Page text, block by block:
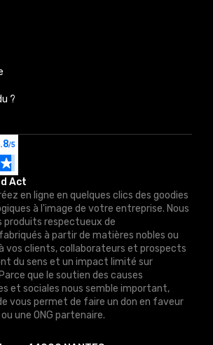
Act
en ligne en quelques clics des goodies
à l'image de votre entreprise. Nous
produits respectueux de
à partir de matières nobles ou
vos clients, collaborateurs et prospects
du sens et un impact limité sur
que le soutien des causes
et sociales nous semble important,
vous permet de faire un don en faveur
une ONG partenaire.
?